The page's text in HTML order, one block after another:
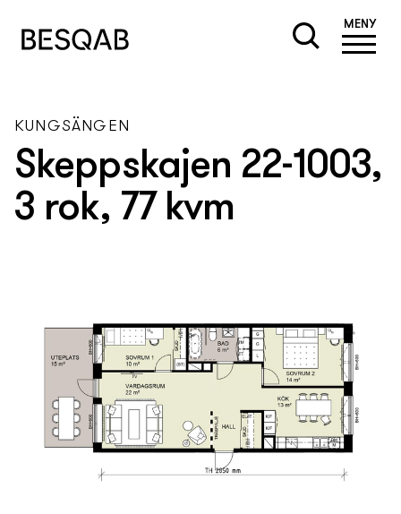
MENY
KUNGSÄNGEN
Skeppskajen 22-1003,
3 rok, 77 kvm